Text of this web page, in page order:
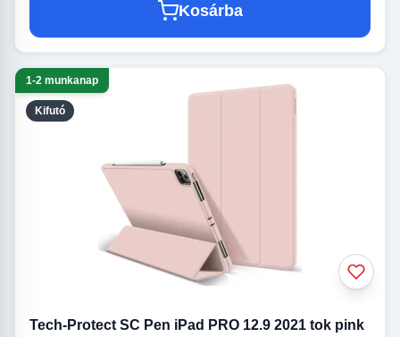
Kosárba
Kifutó
1-2 munkanap
Tech-Protect SC Pen iPad PRO 12.9 2021 tok pink